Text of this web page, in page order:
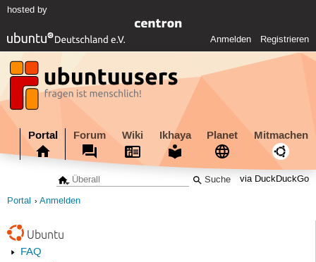
hosted by
Anmelden Registrieren
Portal Forum Wiki Ikhaya Planet Mitmachen
via DuckDuckGo
Portal Anmelden
Ubuntu
FAQ